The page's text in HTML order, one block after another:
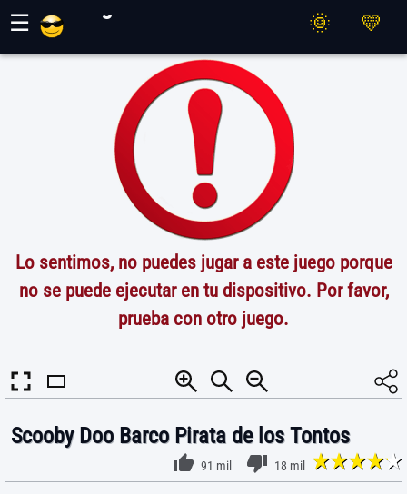
☰
Lo sentimos, no puedes jugar a este juego porque
no se puede ejecutar en tu dispositivo. Por favor,
prueba con otro juego.
Scooby Doo Barco Pirata de los Tontos
91 mil 18 mil